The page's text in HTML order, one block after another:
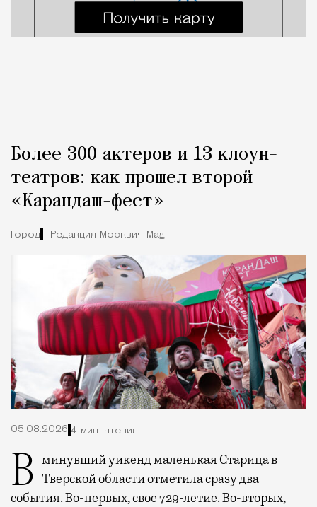
Более 300 актеров и 13 клоун-
театров: как прошел второй
«Карандаш-фест»
Город Редакция Москвич Mag
05.08.2026 4 мин. чтения
В минувший уикенд маленькая Старица в Тверской области отметила сразу два
события. Во-первых, свое 729-летие. Во-вторых,